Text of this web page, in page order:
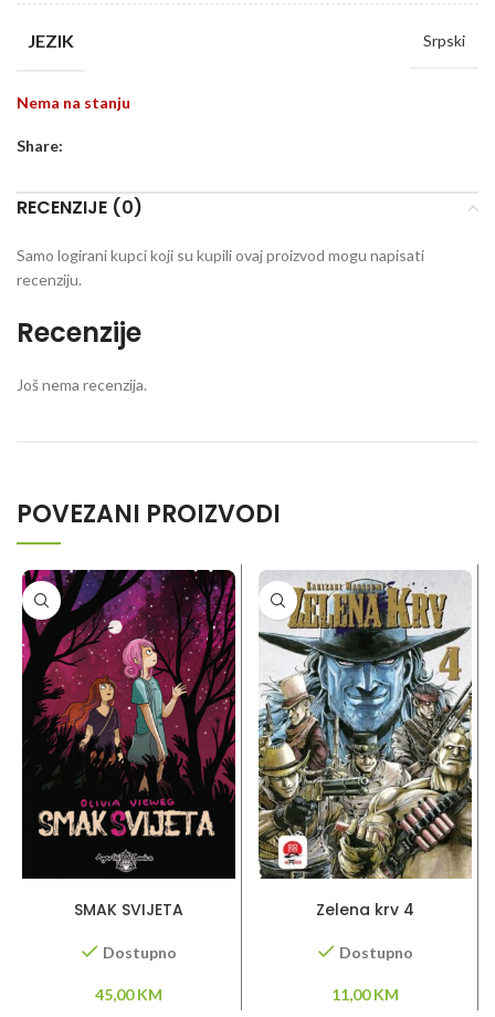
JEZIK Srpski
Nema na stanju
Share:
RECENZIJE (0)
Recenzije
Još nema recenzija.
Samo logirani kupci koji su kupili ovaj proizvod mogu napisati
recenziju.
POVEZANI PROIZVODI
SMAK SVIJETA
Dostupno
45,00KM
Zelena krv 4
Dostupno
11,00KM